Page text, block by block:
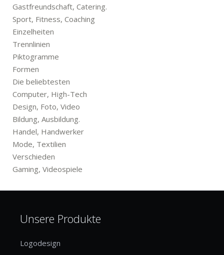
Gastfreundschaft, Catering.
Sport, Fitness, Coaching
Einzelheiten
Trennlinien
Piktogramme
Formen
Die beliebtesten
Computer, High-Tech
Design, Foto, Video
Bildung, Ausbildung.
Handel, Handwerker
Mode, Textilien
Verschieden
Gaming, Videospiele
Unsere Produkte
Logodesign